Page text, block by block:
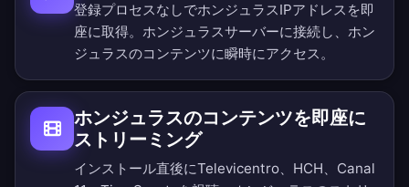
登録プロセスなしでホンジュラスIPアドレスを即
座に取得。ホンジュラスサーバーに接続し、ホン
ジュラスのコンテンツに瞬時にアクセス。
ホンジュラスのコンテンツを即座に
ストリーミング
インストール直後にTelevicentro、HCH、Canal